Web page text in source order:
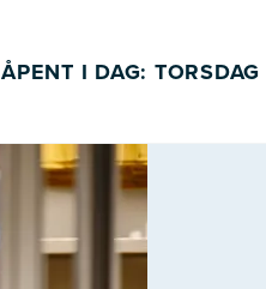
ÅPENT I DAG: